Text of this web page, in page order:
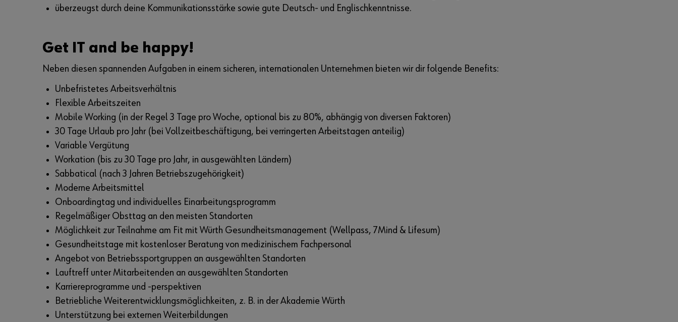
überzeugst durch deine Kommunikationsstärke sowie gute Deutsch- und Englischkenntnisse.
Get IT and be happy!
Neben diesen spannenden Aufgaben in einem sicheren, internationalen Unternehmen bieten wir dir folgende Benefits:
Unbefristetes Arbeitsverhältnis
Flexible Arbeitszeiten
Mobile Working (in der Regel 3 Tage pro Woche, optional bis zu 80%, abhängig von diversen Faktoren)
30 Tage Urlaub pro Jahr (bei Vollzeitbeschäftigung, bei verringerten Arbeitstagen anteilig)
Variable Vergütung
Workation (bis zu 30 Tage pro Jahr, in ausgewählten Ländern)
Sabbatical (nach 3 Jahren Betriebszugehörigkeit)
Moderne Arbeitsmittel
Onboardingtag und individuelles Einarbeitungsprogramm
Regelmäßiger Obsttag an den meisten Standorten
Möglichkeit zur Teilnahme am Fit mit Würth Gesundheitsmanagement (Wellpass, 7Mind & Lifesum)
Gesundheitstage mit kostenloser Beratung von medizinischem Fachpersonal
Angebot von Betriebssportgruppen an ausgewählten Standorten
Lauftreff unter Mitarbeitenden an ausgewählten Standorten
Karriereprogramme und -perspektiven
Betriebliche Weiterentwicklungsmöglichkeiten, z. B. in der Akademie Würth
Unterstützung bei externen Weiterbildungen